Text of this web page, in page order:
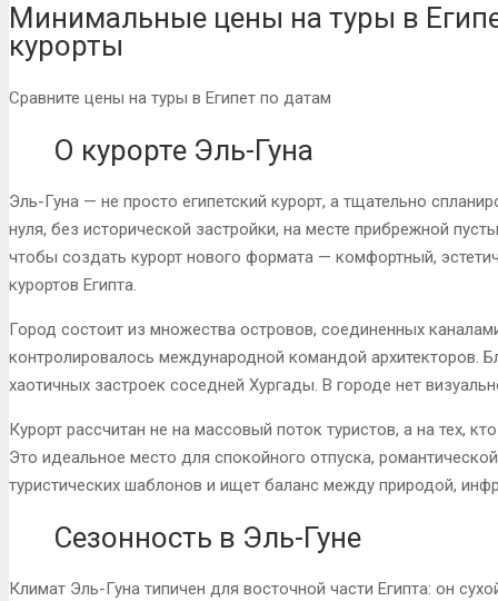
Минимальные цены на туры в
курорты
Сравните цены на туры в Египет по датам
О курорте Эль-Гуна
Эль-Гуна — не просто египетский курорт, а тщательно
нуля, без исторической застройки, на месте прибрежной
чтобы создать курорт нового формата — комфортный,
курортов Египта.
Город состоит из множества островов, соединенных
контролировалось международной командой архитекторов.
хаотичных застроек соседней Хургады. В городе нет
Курорт рассчитан не на массовый поток туристов, а на тех,
Это идеальное место для спокойного отпуска,
туристических шаблонов и ищет баланс между природой,
Сезонность в Эль-Гуне
Климат Эль-Гуна типичен для восточной части Египта: он